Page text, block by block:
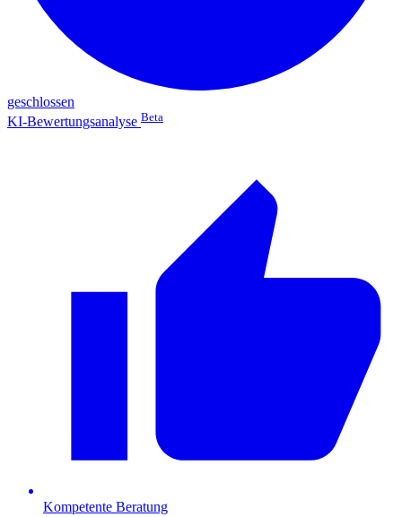
geschlossen
KI-Bewertungsanalyse Beta
Kompetente Beratung